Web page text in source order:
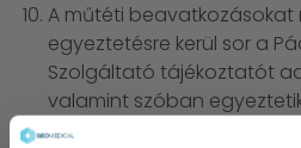
A műtéti beavatkozásokat
egyeztetésre kerül sor a
Szolgáltató tájékoztatót
valamint szóban
várható időpontját. A